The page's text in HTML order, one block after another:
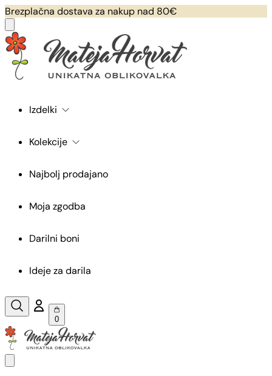
Brezplačna dostava za nakup nad 80€
Izdelki
Kolekcije
Najbolj prodajano
Moja zgodba
Darilni boni
Ideje za darila
0